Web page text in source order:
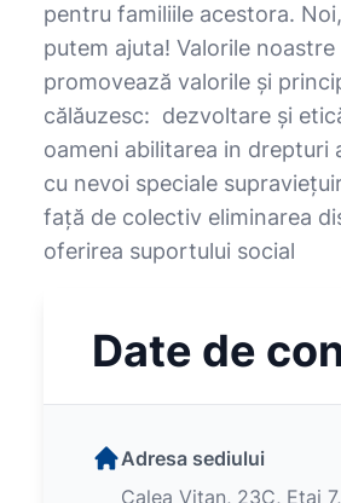
pentru familiile acestora.
putem ajuta! Valorile
promovează valorile și
călăuzesc: dezvoltare și
oameni abilitarea in drepturi
cu nevoi speciale
față de colectiv eliminarea
oferirea suportului social
Date de
Adresa sediului
Calea Vitan, 23C, Etaj